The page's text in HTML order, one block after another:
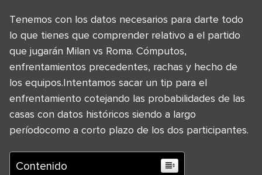
Tenemos con los datos necesarios para darte todo
lo que tienes que comprender relativo a el partido
que jugarán Milan vs Roma. Cómputos,
enfrentamientos precedentes, rachas y hecho de
los equipos.Intentamos sacar un tip para el
enfrentamiento cotejando las probabilidades de las
casas con datos históricos siendo a largo
períodocomo a corto plazo de los dos participantes.
Contenido